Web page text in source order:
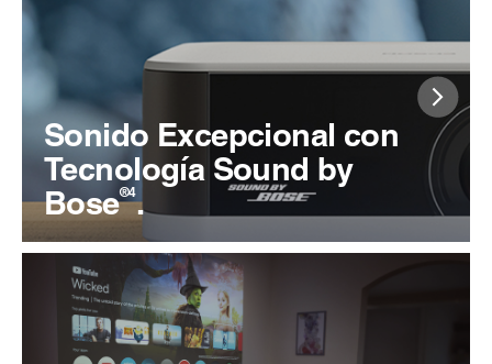
Sonido Excepcional con
Tecnología Sound by
Bose®4.